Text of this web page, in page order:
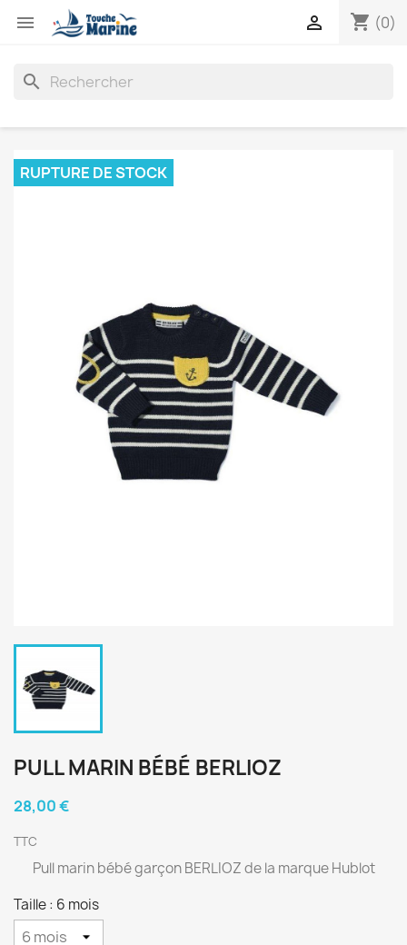
 shopping_cart (0)

search
RUPTURE DE STOCK
PULL MARIN BÉBÉ BERLIOZ
28,00 €
TTC
Pull marin bébé garçon BERLIOZ de la marque Hublot
Taille : 6 mois